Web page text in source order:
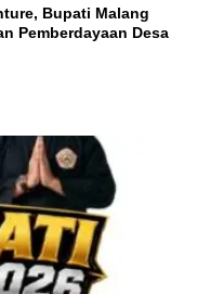
Bupati Malang
Pemberdayaan Desa